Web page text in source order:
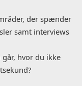
der spænder
samt interviews
hvor du ikke